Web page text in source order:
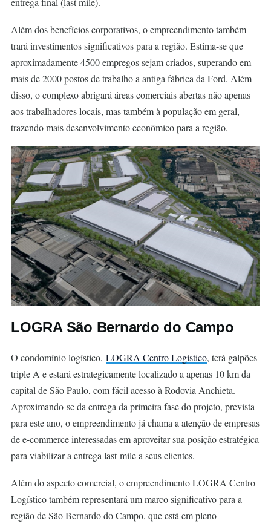
Além dos benefícios corporativos, o empreendimento também
trará investimentos significativos para a região. Estima-se que
aproximadamente 4500 empregos sejam criados, superando em
mais de 2000 postos de trabalho a antiga fábrica da Ford. Além
disso, o complexo abrigará áreas comerciais abertas não apenas
aos trabalhadores locais, mas também à população em geral,
trazendo mais desenvolvimento econômico para a região.
LOGRA São Bernardo do Campo
O condomínio logístico, LOGRA Centro Logístico, terá galpões
triple A e estará estrategicamente localizado a apenas 10 km da
capital de São Paulo, com fácil acesso à Rodovia Anchieta.
Aproximando-se da entrega da primeira fase do projeto, prevista
para este ano, o empreendimento já chama a atenção de empresas
de e-commerce interessadas em aproveitar sua posição estratégica
para viabilizar a entrega last-mile a seus clientes.
Além do aspecto comercial, o empreendimento LOGRA Centro
Logístico também representará um marco significativo para a
região de São Bernardo do Campo, que está em pleno